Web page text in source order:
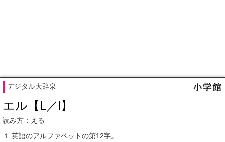
デジタル大辞泉
エル【L／l】
読み方：える
１
英語のアルファベットの第12字。